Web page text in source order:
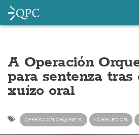
A Operación
para sentenza tras
xuízo oral
OPERACION ORQUESTA CORRUPCION